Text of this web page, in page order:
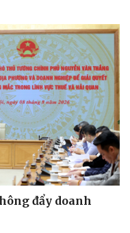
đẹp
yêu - Gia đình
đẩy doanh